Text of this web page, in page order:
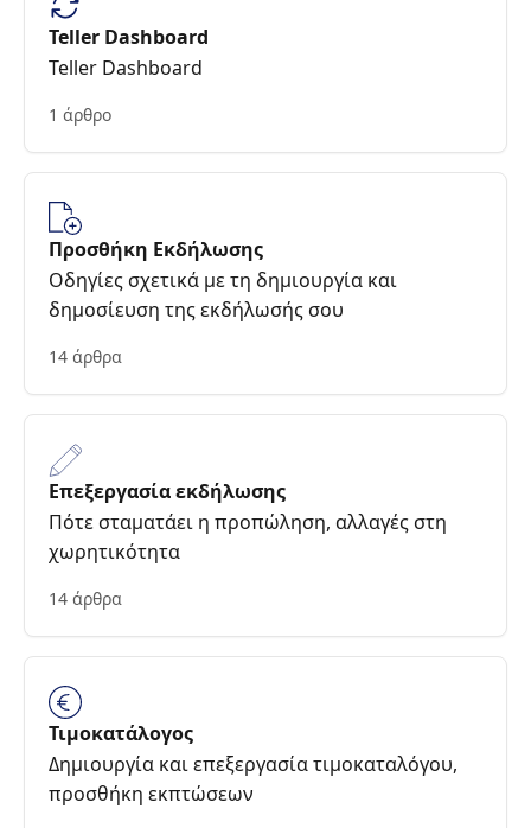
Teller Dashboard
Teller Dashboard
1 άρθρο
Προσθήκη Εκδήλωσης
Οδηγίες σχετικά με τη δημιουργία και
δημοσίευση της εκδήλωσής σου
14 άρθρα
Επεξεργασία εκδήλωσης
Πότε σταματάει η προπώληση, αλλαγές στη
χωρητικότητα
14 άρθρα
Τιμοκατάλογος
Δημιουργία και επεξεργασία τιμοκαταλόγου,
προσθήκη εκπτώσεων